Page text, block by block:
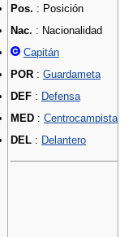
Pos. : Posición
Nac. : Nacionalidad
Capitán
POR : Guardameta
DEF : Defensa
MED : Centrocampista
DEL : Delantero